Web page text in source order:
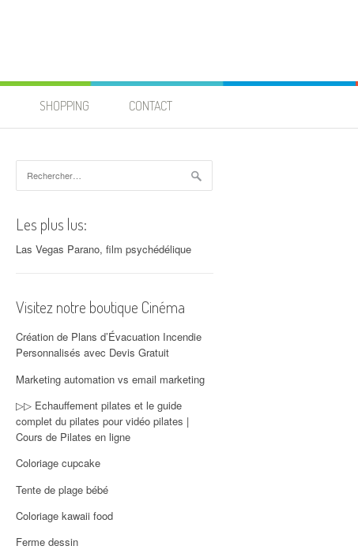
SHOPPING CONTACT
Les plus lus:
Las Vegas Parano, film psychédélique
Visitez notre boutique Cinéma
Création de Plans d’Évacuation Incendie
Personnalisés avec Devis Gratuit
Marketing automation vs email marketing
▷▷ Echauffement pilates et le guide
complet du pilates pour vidéo pilates |
Cours de Pilates en ligne
Coloriage cupcake
Tente de plage bébé
Coloriage kawaii food
Ferme dessin